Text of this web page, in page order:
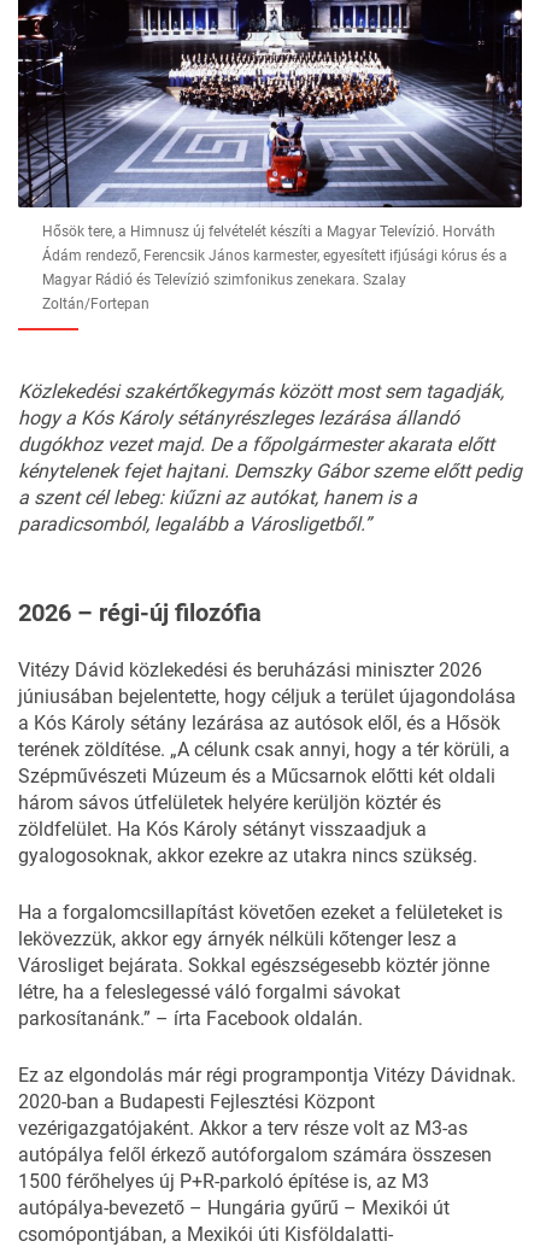
Hősök tere, a Himnusz új felvételét készíti a Magyar Televízió. Horváth
Ádám rendező, Ferencsik János karmester, egyesített ifjúsági kórus és a
Magyar Rádió és Televízió szimfonikus zenekara. Szalay
Zoltán/Fortepan
Közlekedésiszakértőkegymás közöttmostsem tagadják,
hogya Kós Károlysétányrészleges lezárása állandó
dugókhoz vezetmajd. Dea főpolgármesterakarata előtt
kénytelenek fejethajtani. Demszky Gáborszemeelőttpedig
a szentcéllebeg: kiűzniaz autókat, hanem is a
paradicsomból, legalább a Városligetből.”
2026 – régi-új filozófia
Vitézy Dávid közlekedési és beruházási miniszter 2026
júniusában bejelentette, hogy céljuk a terület újagondolása
a Kós Károly sétány lezárása az autósok elől, és a Hősök
terének zöldítése. „A célunk csak annyi, hogy a tér körüli, a
Szépművészeti Múzeum és a Műcsarnok előtti két oldali
három sávos útfelületek helyére kerüljön köztér és
zöldfelület. Ha Kós Károly sétányt visszaadjuk a
gyalogosoknak, akkor ezekre az utakra nincs szükség.
Ha a forgalomcsillapítást követően ezeket a felületeket is
lekövezzük, akkor egy árnyék nélküli kőtenger lesz a
Városliget bejárata. Sokkal egészségesebb köztér jönne
létre, ha a feleslegessé váló forgalmi sávokat
parkosítanánk.” – írta Facebook oldalán.
Ez az elgondolás már régi programpontja Vitézy Dávidnak.
2020-ban a Budapesti Fejlesztési Központ
vezérigazgatójaként. Akkor a terv része volt az M3-as
autópálya felől érkező autóforgalom számára összesen
1500 férőhelyes új P+R-parkoló építése is, az M3
autópálya-bevezető – Hungária gyűrű – Mexikói út
csomópontjában, a Mexikói úti Kisföldalatti-